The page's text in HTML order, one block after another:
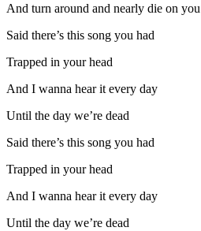
And turn around and nearly die on you
Said there’s this song you had
Trapped in your head
And I wanna hear it every day
Until the day we’re dead
Said there’s this song you had
Trapped in your head
And I wanna hear it every day
Until the day we’re dead